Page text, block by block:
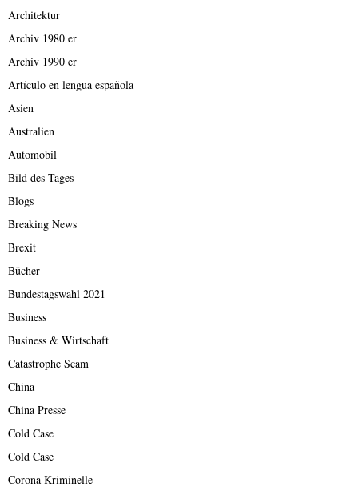
Architektur
Archiv 1980 er
Archiv 1990 er
Artículo en lengua española
Asien
Australien
Automobil
Bild des Tages
Blogs
Breaking News
Brexit
Bücher
Bundestagswahl 2021
Business
Business & Wirtschaft
Catastrophe Scam
China
China Presse
Cold Case
Cold Case
Corona Kriminelle